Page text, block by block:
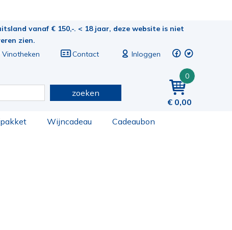
vanaf € 150,-. < 18 jaar, deze website is niet
zien.
Vinotheken Contact Inloggen
0
0,00
zoeken
Wijncadeau Cadeaubon